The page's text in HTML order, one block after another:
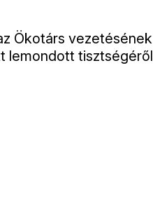
Ökotárs
lemondott